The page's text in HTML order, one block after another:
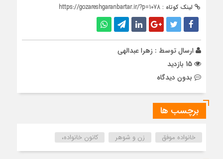
لینک کوتاه : https://gozareshgaranbartar.ir/?p=1078
ارسال توسط : زهرا عبدالهی
بدون دیدگاه
برچسب ها
خانواده موفق زن و شوهر کانون خانواده،